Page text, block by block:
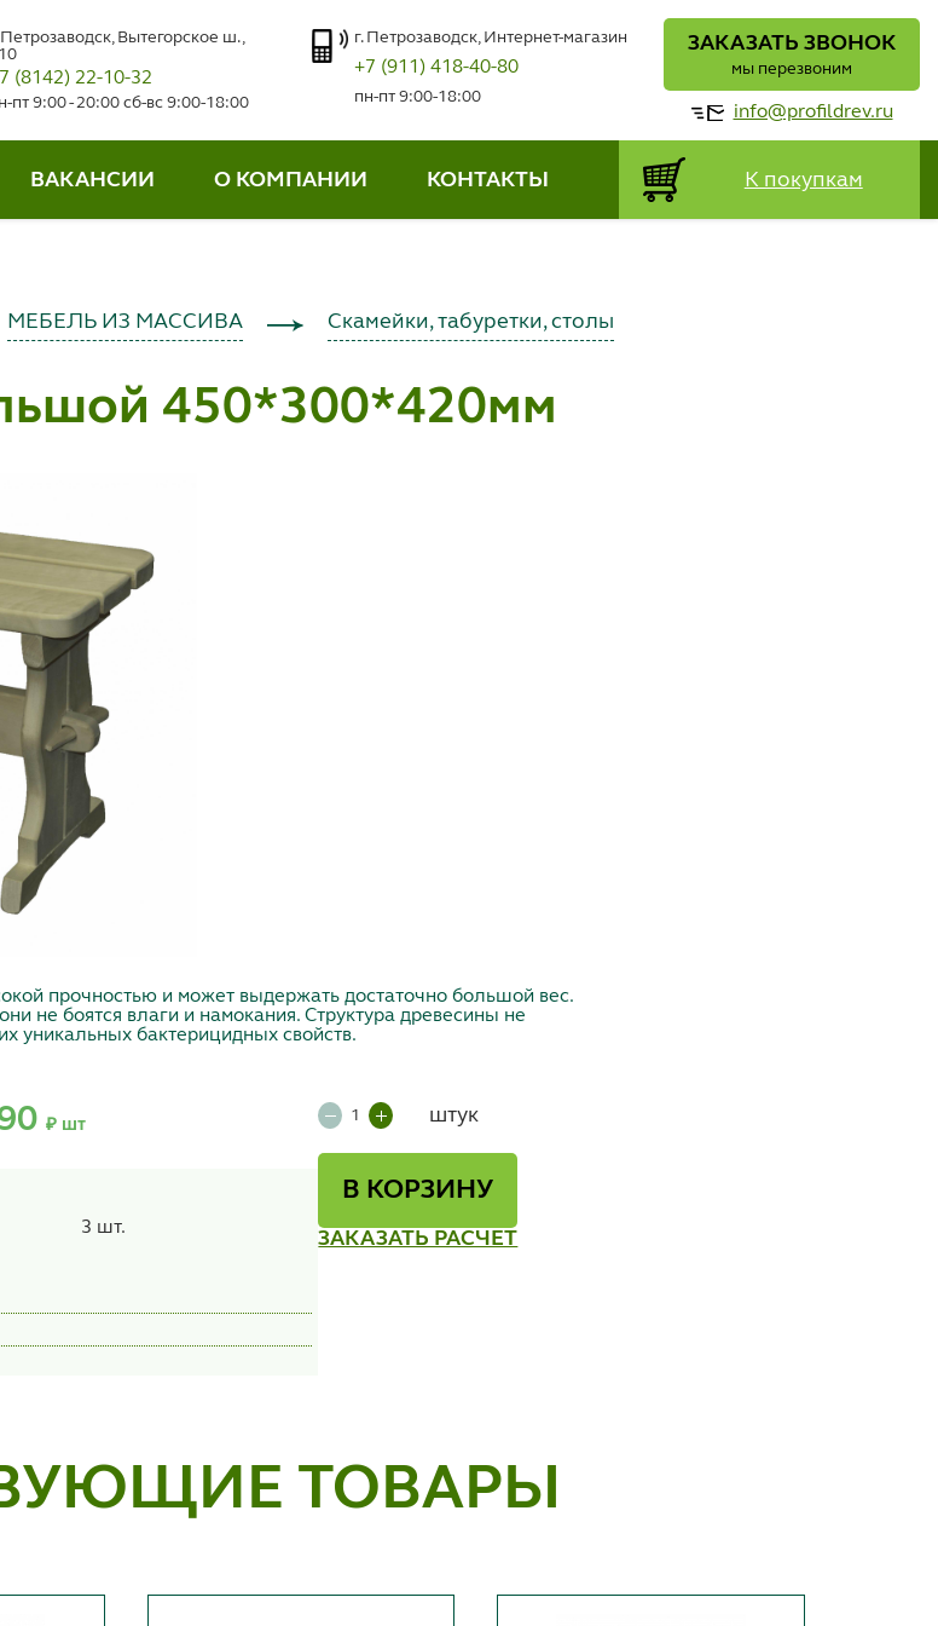
Петрозаводск, Вытегорское ш.,
(8142) 22-10-32
пт 9:00 - 20:00 сб-вс 9:00-18:00
г. Петрозаводск, Интернет-магазин
+7 (911) 418-40-80
пн-пт 9:00-18:00
ЗАКАЗАТЬ ЗВОНОК
мы перезвоним
info@profildrev.ru
ВАКАНСИИ О КОМПАНИИ КОНТАКТЫ К покупкам
МЕБЕЛЬ ИЗ МАССИВА Скамейки, табуретки, столы
450*300*420мм
прочностью и может выдержать достаточно большой вес.
не боятся влаги и намокания. Структура древесины не
уникальных бактерицидных свойств.
₽ шт
3 шт.
штук
В КОРЗИНУ
ЗАКАЗАТЬ РАСЧЕТ
ТОВАРЫ